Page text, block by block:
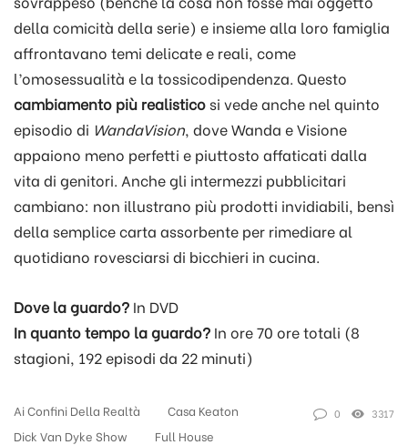
della comicità della serie) e insieme alla loro famiglia
affrontavano temi delicate e reali, come
l’omosessualità e la tossicodipendenza. Questo
cambiamento più realisticosi vede anche nel quinto
episodio di WandaVision, dove Wanda e Visione
appaiono meno perfetti e piuttosto affaticati dalla
vita di genitori. Anche gli intermezzi pubblicitari
cambiano: non illustrano più prodotti invidiabili, bensì
della semplice carta assorbente per rimediare al
quotidiano rovesciarsi di bicchieri in cucina.
Dove la guardo? In DVD
In quanto tempo la guardo? In ore 70 ore totali (8
stagioni, 192 episodi da 22 minuti)
Ai Confini Della Realtà
Casa Keaton
Dick Van Dyke Show
Full House
0 3317